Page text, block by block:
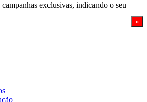
exclusivas, indicando o seu